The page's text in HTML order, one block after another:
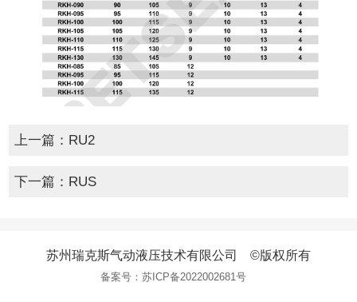
上一篇： RU2
下一篇： RUS
苏州瑞克斯气动液压技术有限公司 ©版权所有
备案号： 苏ICP备2022002681号